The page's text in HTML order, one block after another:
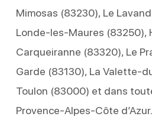
Mimosas (83230), Le
Londe-les-Maures (83250),
Carqueiranne (83320), Le
Garde (83130), La Valette-
Toulon (83000) et dans
Provence-Alpes-Côte d’Azur.